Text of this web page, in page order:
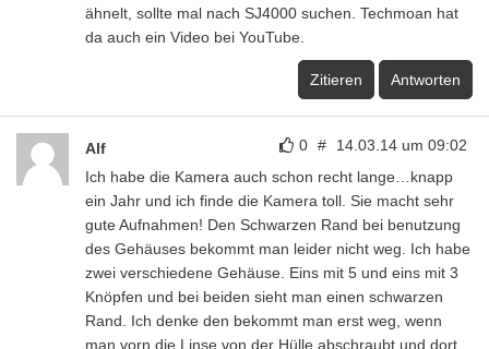
ähnelt, sollte mal nach SJ4000 suchen. Techmoan hat
da auch ein Video bei YouTube.
Zitieren Antworten
0 # 14.03.14 um 09:02
Alf
Ich habe die Kamera auch schon recht lange…knapp
ein Jahr und ich finde die Kamera toll. Sie macht sehr
gute Aufnahmen! Den Schwarzen Rand bei benutzung
des Gehäuses bekommt man leider nicht weg. Ich habe
zwei verschiedene Gehäuse. Eins mit 5 und eins mit 3
Knöpfen und bei beiden sieht man einen schwarzen
Rand. Ich denke den bekommt man erst weg, wenn
man vorn die Linse von der Hülle abschraubt und dort